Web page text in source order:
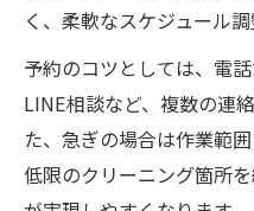
く、柔軟なスケジュール調
予約のコツとしては、電
LINE相談など、複数の連
た、急ぎの場合は作業範
低限のクリーニング箇所